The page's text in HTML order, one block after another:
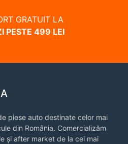
GRATUIT LA
PESTE 499 LEI
piese auto destinate celor mai
din România. Comercializăm
și after market de la cei mai